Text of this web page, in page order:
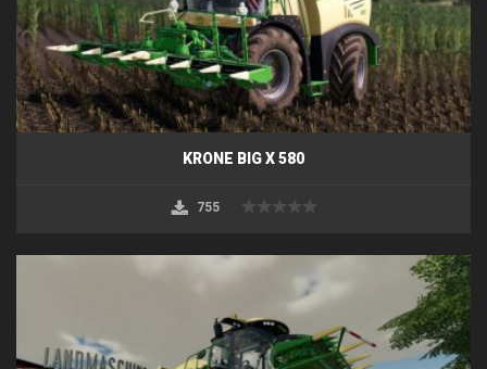
KRONE BIG X 580
755